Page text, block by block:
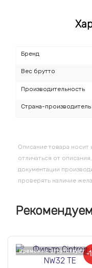
Бренд
Вес брутто
Производительность
Страна-производитель
Описание товара
отличаться от
документации
проверять наличие
-
Временно отсутствует